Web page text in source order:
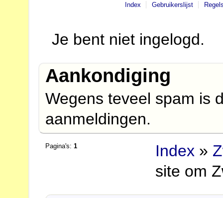
Index Gebruikerslijst
Je bent niet ingelogd.
Aankondiging
Wegens teveel spam is
aanmeldingen.
Pagina's:1 Index »
site om